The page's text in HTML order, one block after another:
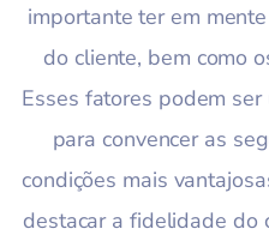
importante ter em
do cliente, bem como
Esses fatores podem
para convencer as
condições mais
destacar a fidelidade do